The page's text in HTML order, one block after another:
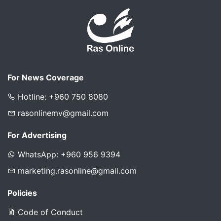
For News Coverage
Hotline: +960 750 8080
rasonlinemv@gmail.com
For Advertising
WhatsApp: +960 956 9394
marketing.rasonline@gmail.com
Policies
Code of Conduct